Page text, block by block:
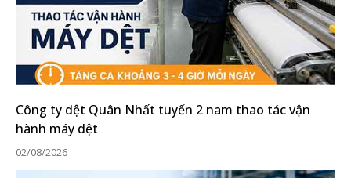
Công ty dệt Quân Nhất tuyển 2 nam thao tác vận
hành máy dệt
02/08/2026